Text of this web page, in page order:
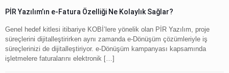
PİR Yazılım’ın e-Fatura Özelliği Ne Kolaylık Sağlar?
Genel hedef kitlesi itibariye KOBİ’lere yönelik olan PİR Yazılım, proje
süreçlerini dijitalleştirirken aynı zamanda e-Dönüşüm çözümleriyle iş
süreçlerinizi de dijitalleştiriyor. e-Dönüşüm kampanyası kapsamında
işletmelere faturalarını elektronik […]